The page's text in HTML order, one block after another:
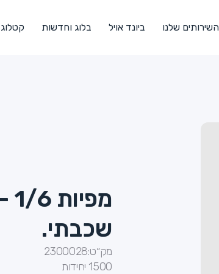
השירותים שלנו ביונד אויל בלוג וחדשות קטלוג
שכבתי.
מק״ט:2300028
1500 יחידות